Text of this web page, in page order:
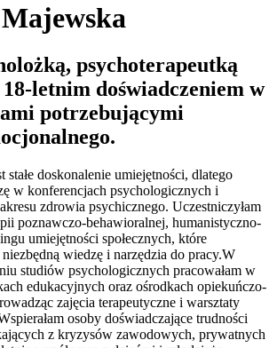
psychoterapeutką
letnim doświadczeniem w
potrzebującymi
stałe doskonalenie umiejętności, dlatego
w konferencjach psychologicznych i
zdrowia psychicznego. Uczestniczyłam
poznawczo-behawioralnej, humanistyczno-
umiejętności społecznych, które
wiedzę i narzędzia do pracy.W
studiów psychologicznych pracowałam w
edukacyjnych oraz ośrodkach opiekuńczo-
zajęcia terapeutyczne i warsztaty
osoby doświadczające trudności
z kryzysów zawodowych, prywatnych